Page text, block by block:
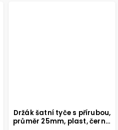
Držák šatní tyče s přírubou,
průměr 25mm, plast, černý,